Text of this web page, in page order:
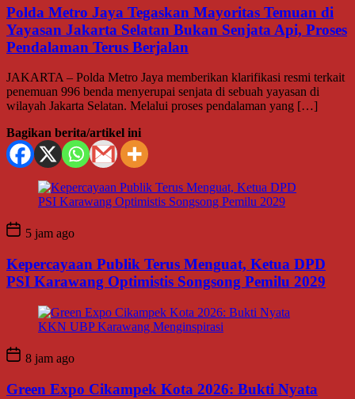
Polda Metro Jaya Tegaskan Mayoritas Temuan di
Yayasan Jakarta Selatan Bukan Senjata Api, Proses
Pendalaman Terus Berjalan
JAKARTA – Polda Metro Jaya memberikan klarifikasi resmi terkait
penemuan 996 benda menyerupai senjata di sebuah yayasan di
wilayah Jakarta Selatan. Melalui proses pendalaman yang […]
Bagikan berita/artikel ini
5 jam ago
Kepercayaan Publik Terus Menguat, Ketua DPD
PSI Karawang Optimistis Songsong Pemilu 2029
8 jam ago
Green Expo Cikampek Kota 2026: Bukti Nyata